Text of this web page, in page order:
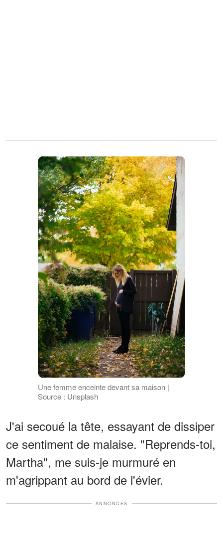
Une femme enceinte devant sa maison |
Source : Unsplash
J'ai secoué la tête, essayant de dissiper
ce sentiment de malaise. "Reprends-toi,
Martha", me suis-je murmuré en
m'agrippant au bord de l'évier.
ANNONCES